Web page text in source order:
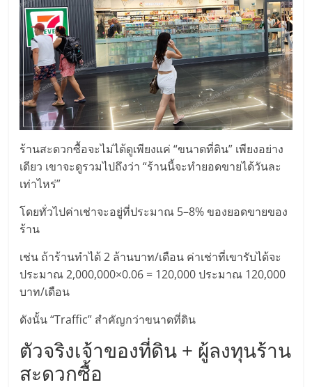
ร้าน
ปรึกษา
ฟรี,
บริการ
พัฒนา
ระบบ
รน
ไชส์"
ร้านสะดวกซื้อจะไม่ได้ดูเพียงแค่ “ขนาดที่ดิน” เพียงอย่าง
เดียว เขาจะดูรวมไปถึงว่า “ร้านนี้จะทำยอดขายได้วันละ
เท่าไหร่”
โดยทั่วไปค่าเช่าจะอยู่ที่ประมาณ 5–8% ของยอดขายของ
ร้าน
เช่น ถ้าร้านทำได้ 2 ล้านบาท/เดือน ค่าเช่าที่เขารับได้จะ
ประมาณ 2,000,000×0.06 = 120,000 ประมาณ 120,000
บาท/เดือน
ดังนั้น “Traffic” สำคัญกว่าขนาดที่ดิน
ตัวจริงเจ้าของที่ดิน + ผู้ลงทุนร้าน
สะดวกซื้อ